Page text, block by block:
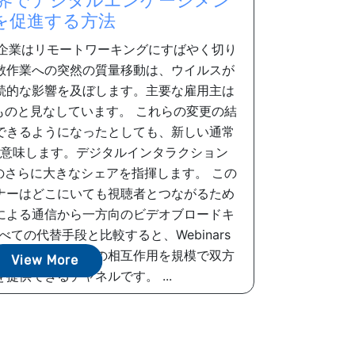
促進する方法
はリモートワーキングにすばやく切り
作業への突然の質量移動は、ウイルスが
な影響を及ぼします。主要な雇用主は
と見なしています。 これらの変更の結
るようになったとしても、新しい通常
味します。デジタルインタラクション
らに大きなシェアを指揮します。 この
はどこにいても視聴者とつながるため
る通信から一方向のビデオブロードキ
ての代替手段と比較すると、Webinars
方法で、双方向の相互作用を規模で双方
提供できるチャネルです。 ...
View More